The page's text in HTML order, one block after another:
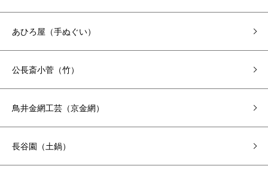
あひろ屋（手ぬぐい）
公長斎小菅（竹）
鳥井金網工芸（京金網）
長谷園（土鍋）